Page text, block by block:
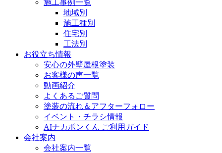
施工事例一覧
地域別
施工種別
住宅別
工法別
お役立ち情報
安心の外壁屋根塗装
お客様の声一覧
動画紹介
よくあるご質問
塗装の流れ＆アフターフォロー
イベント・チラシ情報
AIナカポンくん ご利用ガイド
会社案内
会社案内一覧